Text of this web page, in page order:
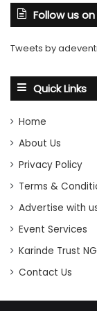
Follow us
Tweets by
Quick Links
Home
About Us
Privacy Policy
Terms &
Advertise with
Event Services
Karinde Trust
Contact Us